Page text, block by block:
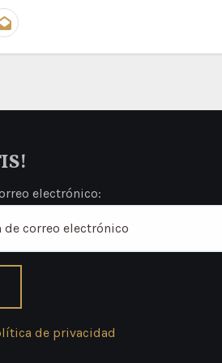
electrónico:
de privacidad